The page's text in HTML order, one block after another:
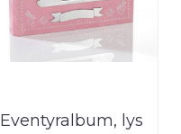
Eventyralbum, lys